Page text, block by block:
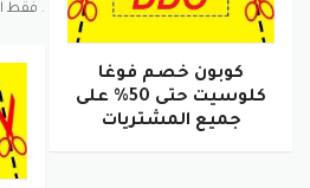
كوبون خصم فوغا
كلوسيت حتى 50% على
جميع المشتريات
فقط انسخي كود الخصم الان .